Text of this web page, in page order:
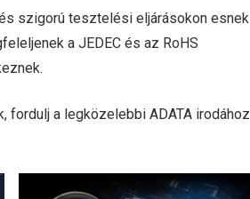
szigorú tesztelési eljárásokon esnek
a JEDEC és az RoHS
fordulj a legközelebbi ADATA irodához